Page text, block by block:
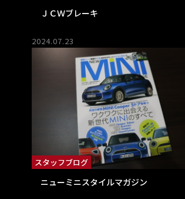
ＪＣＷブレーキ
2024.07.23
スタッフブログ
ニューミニスタイルマガジン